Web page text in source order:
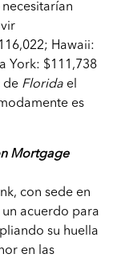
Hawaii:
York: $111,738
de Florida el
es
Mortgage
con sede en
acuerdo para
su huella
en las